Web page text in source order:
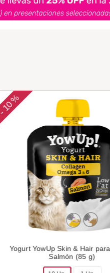
-
10 %
Yogurt YowUp Skin & Hair
Salmón (85 g)